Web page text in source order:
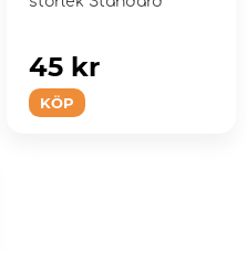
KÖP
45 kr